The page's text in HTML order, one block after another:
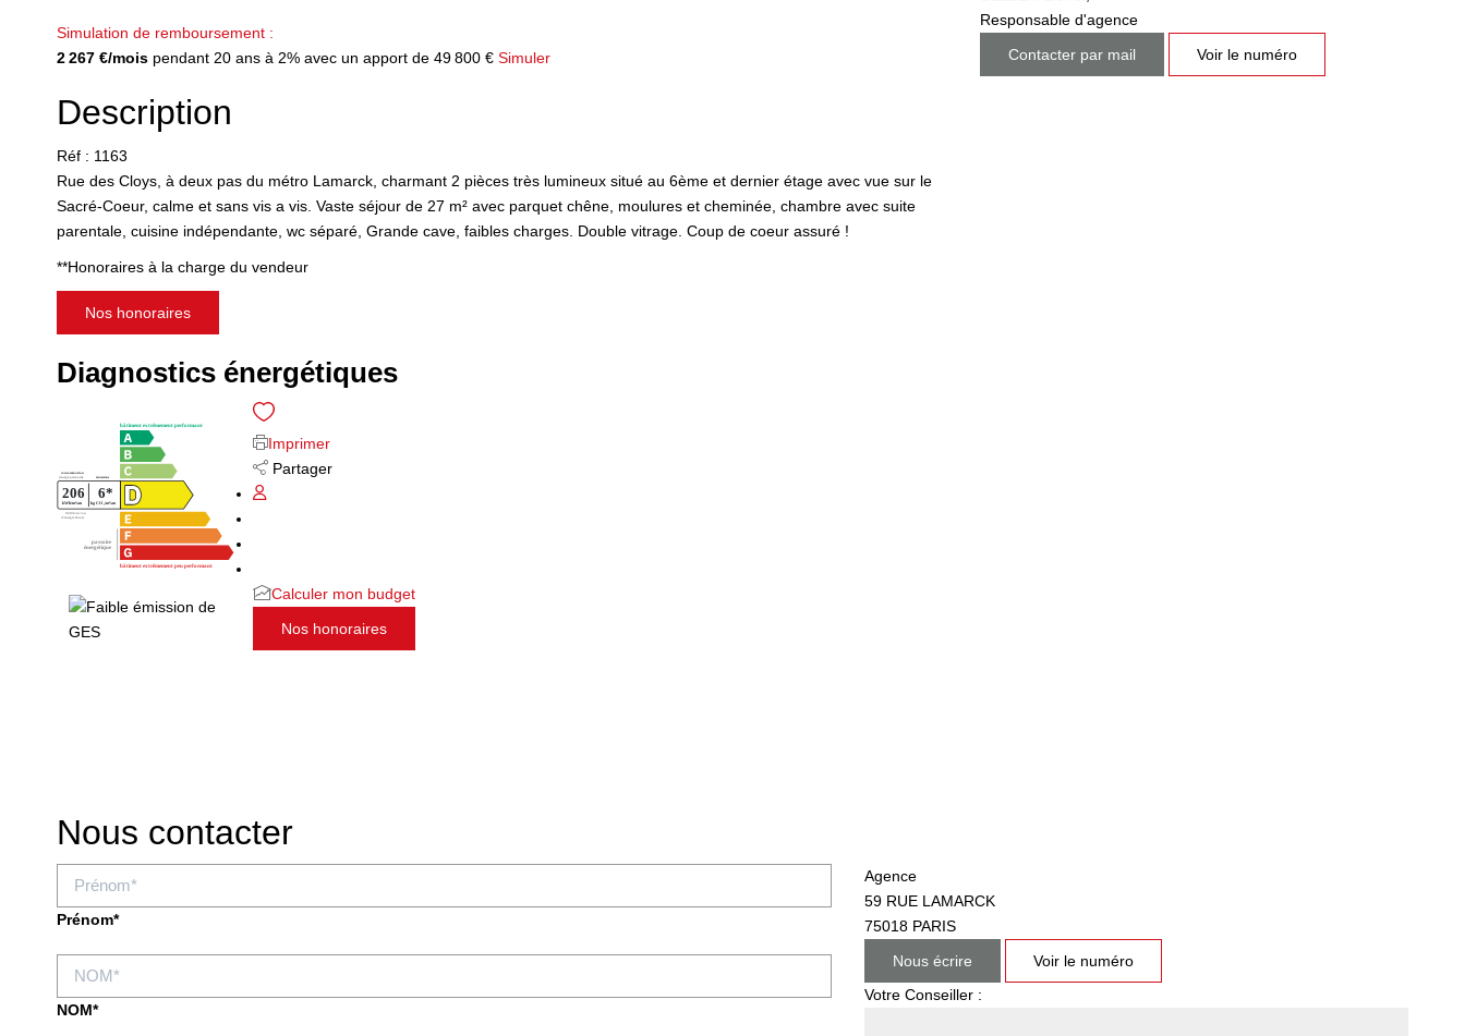
Simulation de remboursement :
2 267 €/mois pendant 20 ans à 2% avec un apport de 49 800 € Simuler
Description
Réf : 1163
Rue des Cloys, à deux pas du métro Lamarck, charmant 2 pièces très lumineux situé au 6ème et dernier étage avec vue sur le
Sacré-Coeur, calme et sans vis a vis. Vaste séjour de 27 m² avec parquet chêne, moulures et cheminée, chambre avec suite
parentale, cuisine indépendante, wc séparé, Grande cave, faibles charges. Double vitrage. Coup de coeur assuré !
**Honoraires à la charge du vendeur
Nos honoraires
Diagnostics énergétiques
Imprimer
Partager
Calculer mon budget
Nos honoraires
Responsable d'agence
Contacter par mail
Voir le numéro
Nous contacter
Prénom*
NOM*
Agence
59 RUE LAMARCK
75018 PARIS
Nous écrire
Voir le numéro
Votre Conseiller :